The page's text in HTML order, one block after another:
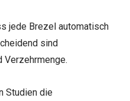
jede Brezel automatisch
sind
Verzehrmenge.
Studien die